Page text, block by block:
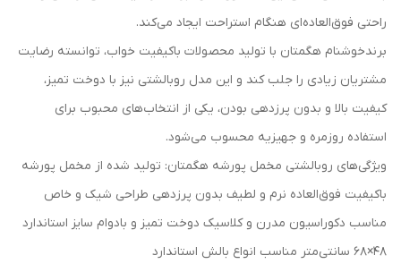
راحتی فوق‌العاده‌ای هنگام استراحت ایجاد می‌کند.
برندخوشنام هگمتان با تولید محصولات باکیفیت خواب، توانسته رضایت
مشتریان زیادی را جلب کند و این مدل روبالشتی نیز با دوخت تمیز،
کیفیت بالا و بدون پرزدهی بودن، یکی از انتخاب‌های محبوب برای
استفاده روزمره و جهیزیه محسوب می‌شود.
ویژگی‌های روبالشتی مخمل پورشه هگمتان: تولید شده از مخمل پورشه
باکیفیت فوق‌العاده نرم و لطیف بدون پرزدهی طراحی شیک و خاص
مناسب دکوراسیون مدرن و کلاسیک دوخت تمیز و بادوام سایز استاندارد
48×68 سانتی‌متر مناسب انواع بالش استاندارد